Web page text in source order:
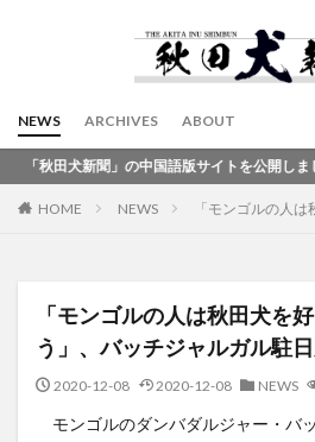
NEWS ARCHIVES ABOUT
新聞」の中国語版サイトを公開しました
HOME NEWS 「モンゴルの人
「モンゴルの人は秋田犬を
う」、バッチジャルガル駐
2020-12-08 2020-12-08 NEWS
モンゴルのダンバダルジャー・バ